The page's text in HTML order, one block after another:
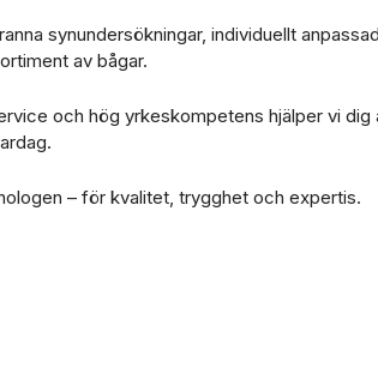
synundersökningar, individuellt
av bågar.
och hög yrkeskompetens hjälper vi
– för kvalitet, trygghet och expertis.